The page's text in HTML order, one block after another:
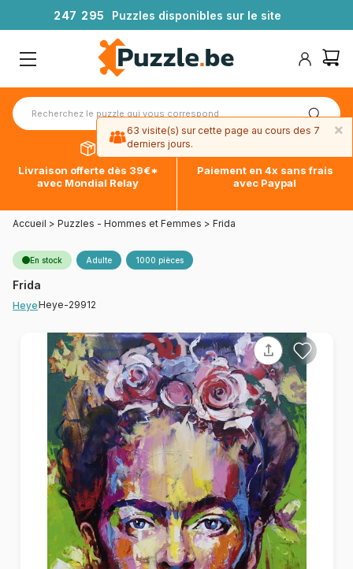
247 295 Puzzles disponibles sur le site
Livraison offerte dès 39€*
avec Mondial Relay
Paiement en 4x sans frais
avec Paypal
Accueil > Puzzles - Hommes et Femmes > Frida
En stock Adulte 1000 pièces
Frida
HeyeHeye-29912
×
63 visite(s) sur cette page au cours des 7
derniers jours.